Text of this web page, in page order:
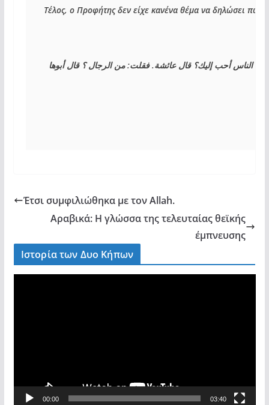
Τέλος, ο Προφήτης δεν είχε κανένα θέμα να δηλώσει πως
الناس أحب إليك؟ قال عائشة. فقلت: من الرجال ؟ قال أبوها
Έτσι συμφιλιώθηκα με τον Allah.
Αραβικά: Η γλώσσα της τελευταίας θεϊκής
έμπνευσης
Ιστορία των Δυο Κήπων
a
00:00 03:40